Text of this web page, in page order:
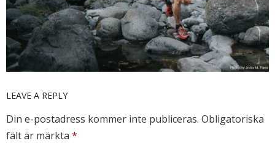
LEAVE A REPLY
Din e-postadress kommer inte publiceras. Obligatoriska
fält är märkta *